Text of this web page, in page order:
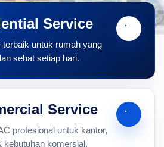
Service
terbaik untuk rumah yang
sehat setiap hari.
Service
profesional untuk kantor,
kebutuhan komersial.